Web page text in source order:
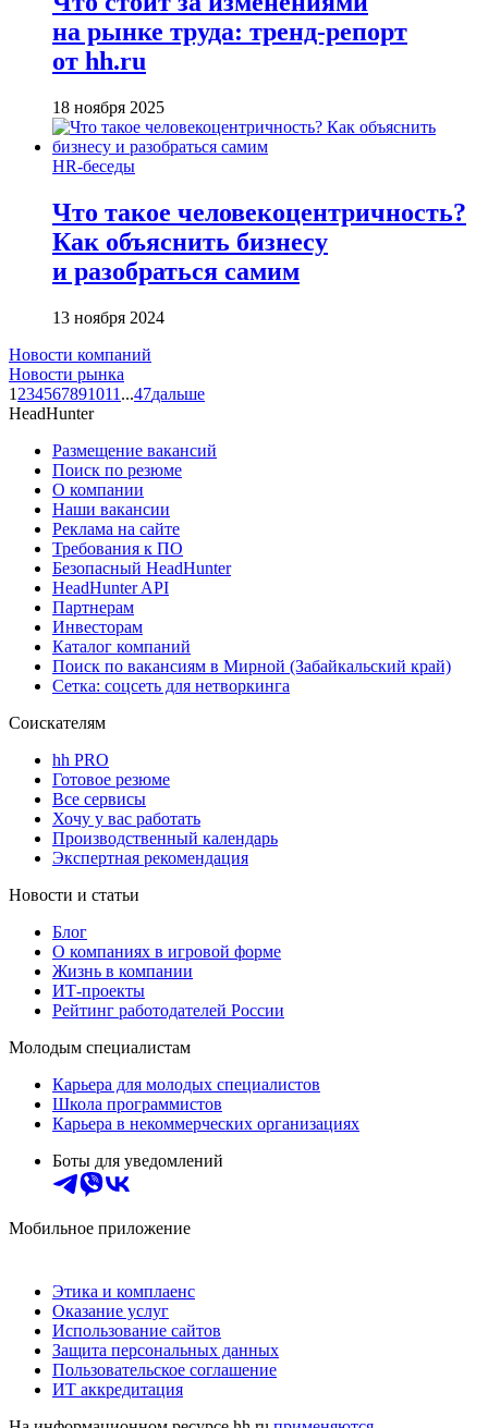
на рынке труда: тренд-репорт
от hh.ru
18 ноября 2025
HR-беседы
Что такое человеко­центричность?
Как объяснить бизнесу
и разобраться самим
13 ноября 2024
Новости компаний
Новости рынка
1 234567891011 ...47дальше
HeadHunter
Размещение вакансий
Поиск по резюме
О компании
Наши вакансии
Реклама на сайте
Требования к ПО
Безопасный HeadHunter
HeadHunter API
Партнерам
Инвесторам
Каталог компаний
Поиск по вакансиям в Мирной (Забайкальский край)
Сетка: соцсеть для нетворкинга
Соискателям
hh PRO
Готовое резюме
Все сервисы
Хочу у вас работать
Производственный календарь
Экспертная рекомендация
Новости и статьи
Блог
О компаниях в игровой форме
Жизнь в компании
ИТ-проекты
Рейтинг работодателей России
Молодым специалистам
Карьера для молодых специалистов
Школа программистов
Карьера в некоммерческих организациях
Боты для уведомлений
Мобильное приложение
Этика и комплаенс
Оказание услуг
Использование сайтов
Защита персональных данных
Пользовательское соглашение
ИТ аккредитация